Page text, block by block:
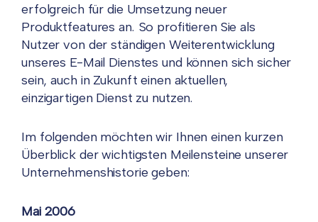
erfolgreich für die Umsetzung neuer
Produktfeatures an. So profitieren Sie als
Nutzer von der ständigen Weiterentwicklung
unseres E-Mail Dienstes und können sich sicher
sein, auch in Zukunft einen aktuellen,
einzigartigen Dienst zu nutzen.
Im folgenden möchten wir Ihnen einen kurzen
Überblick der wichtigsten Meilensteine unserer
Unternehmenshistorie geben:
Mai 2006